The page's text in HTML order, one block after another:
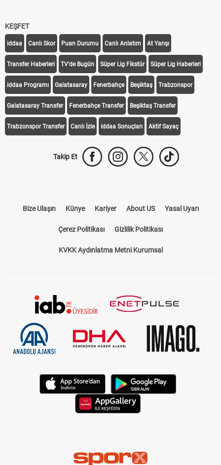
KEŞFET
iddaa Canlı Skor Puan Durumu Canlı Anlatım At Yarışı
Transfer Haberleri TV'de Bugün Süper Lig Fikstür Süper Lig Haberleri
iddaa Programı Galatasaray Fenerbahçe Beşiktaş Trabzonspor
Galatasaray Transfer Fenerbahçe Transfer Beşiktaş Transfer
Trabzonspor Transfer Canlı İzle iddaa Sonuçları Aktif Sayaç
Takip Et
Bize Ulaşın Künye Kariyer About US Yasal Uyarı
Çerez Politikası Gizlilik Politikası
KVKK Aydınlatma Metni Kurumsal